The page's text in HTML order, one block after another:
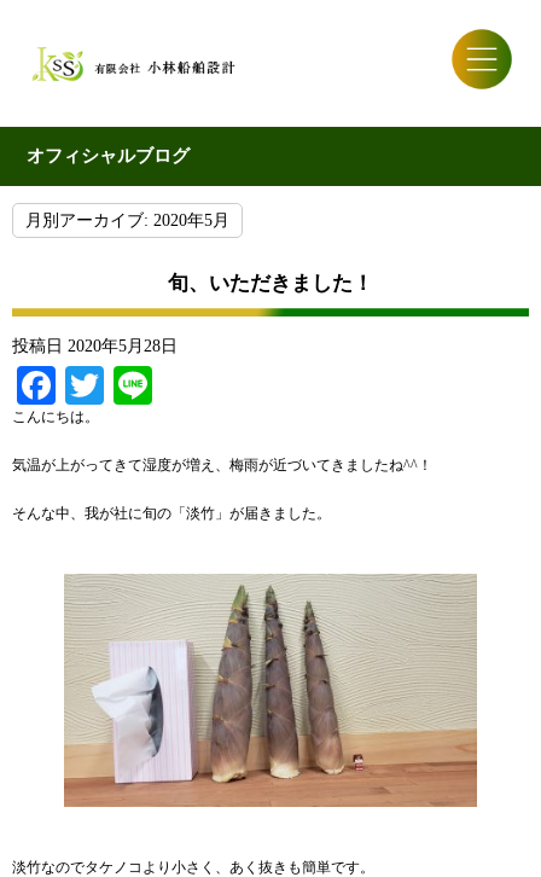
オフィシャルブログ
月別アーカイブ: 2020年5月
旬、いただきました！
投稿日 2020年5月28日
Facebook
Twitter
こんにちは。
気温が上がってきて湿度が増え、梅雨が近づいてきましたね^^！
そんな中、我が社に旬の「淡竹」が届きました。
淡竹なのでタケノコより小さく、あく抜きも簡単です。